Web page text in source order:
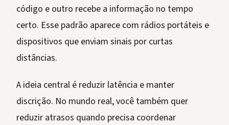
código e outro recebe a informação no tempo
certo. Esse padrão aparece com rádios portáteis e
dispositivos que enviam sinais por curtas
distâncias.
A ideia central é reduzir latência e manter
discrição. No mundo real, você também quer
reduzir atrasos quando precisa coordenar